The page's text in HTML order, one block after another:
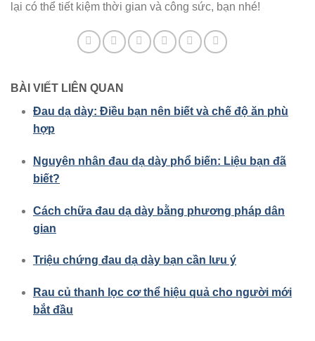
lại có thể tiết kiệm thời gian và công sức, bạn nhé!
BÀI VIẾT LIÊN QUAN
Đau dạ dày: Điều bạn nên biết và chế độ ăn phù
hợp
Nguyên nhân đau dạ dày phổ biến: Liệu bạn đã
biết?
Cách chữa đau dạ dày bằng phương pháp dân
gian
Triệu chứng đau dạ dày bạn cần lưu ý
Rau củ thanh lọc cơ thể hiệu quả cho người mới
bắt đầu